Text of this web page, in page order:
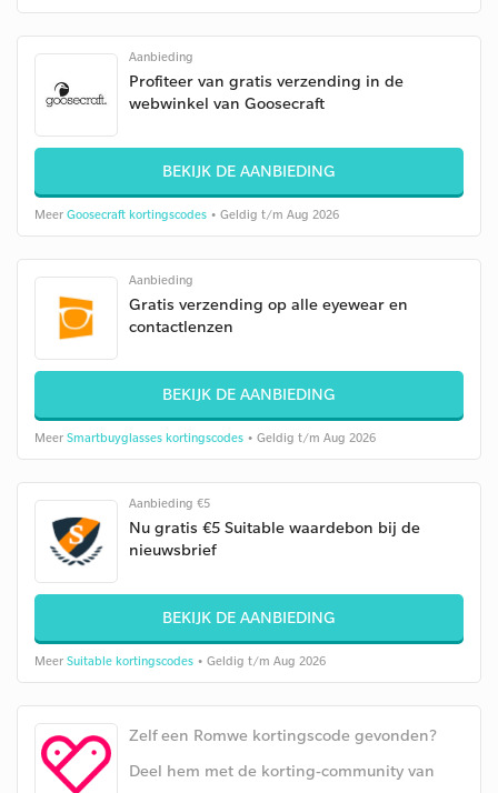
Aanbieding
Profiteer van gratis verzending in de
webwinkel van Goosecraft
BEKIJK DE AANBIEDING
Meer Goosecraft kortingscodes • Geldig t/m Aug 2026
Aanbieding
Gratis verzending op alle eyewear en
contactlenzen
BEKIJK DE AANBIEDING
Meer Smartbuyglasses kortingscodes • Geldig t/m Aug 2026
Aanbieding €5
Nu gratis €5 Suitable waardebon bij de
nieuwsbrief
BEKIJK DE AANBIEDING
Meer Suitable kortingscodes • Geldig t/m Aug 2026
Zelf een Romwe kortingscode gevonden?
Deel hem met de korting-community van